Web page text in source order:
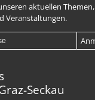
aktuellen Themen,
Veranstaltungen.
Seckau